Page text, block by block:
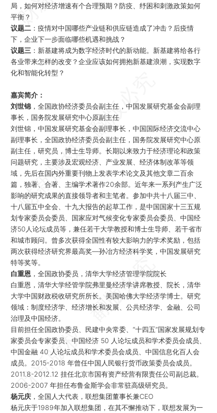
局，如何对经济增速有个合理预期？防疫、纾困和刺激政策如何
平衡？
议题二 ：疫情对中国哪些产业链和供应链造成了冲击？后疫情
下，企业下一步面临哪些机遇和挑战？
议题三 ：新基建将成为数字经济时代的新动能。新基建将给各行
各业带来怎样的改变？企业应该如何拥抱新基建浪潮，实现数字
化和智能化转型？
嘉宾简介：
刘世锦 ，全国政协经济委员会副主任，中国发展研究基金会副理
事长，国务院发展研究中心原副主任
刘世锦，中国发展研究基金会副理事长，中国国际经济交流中心
副理事长，全国政协经济委员会副主任，国务院发展研究中心原
副主任，研究员，博士生导师。长期以来致力于经济理论和政策
问题研究，主要涉及宏观经济、产业发展、经济体制改革等领
域，先后在国内外重要刊物上发表学术论文及其他文章二百余
篇，独著、合著、主编学术著作20余部。近年来一系列产生广泛
影响的研究成果的直接领导者和主笔者。参加中共十八届三中、
十八届五中全会、十九大报告的起草工作，是中国国家十三五规
划专家委员会委员、国家应对气候变化专家委员会委员、中国经
济50人论坛成员等，兼任若干大学教授和博士生导师、若干省市
和城市顾问。曾多次获得全国性有较大影响力的学术奖励，包括
两次获得经济研究界最高奖—孙冶方经济科学奖，中国发展研究
特等奖等。
白重恩 ，全国政协委员，清华大学经济管理学院院长
白重恩，清华大学经管学院弗里曼经济学讲席教授、院长，清华
大学中国财政税收研究所所长。美国哈佛大学经济学博士。研究
领域：制度经济学、经济增长和发展、公共经济学、金融、公司
治理及中国经济。
目前担任全国政协委员、民建中央常委、“十四五”国家发展规划专
家委员会专家委员、中国经济 50 人论坛成员和学术委员会成员、
中国金融 40 人论坛成员和学术委员会成员、中国信息化百人会
成员。2015-2018 年曾任中国人民银行货币政策委员会成员。
2011.8-2012.12 挂任北京市国有资产经营有限责任公司副总裁。
2006-2007 年担任布鲁金斯学会非常驻高级研究员。
杨元庆 ，全国人大代表，联想集团董事长兼CEO
杨元庆于1989年加入联想集团，在其不懈推动下，联想发展为一